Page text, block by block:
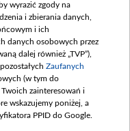
wyrazić zgody na
i zbierania danych,
i ich
danych osobowych przez
dalej również „TVP”),
Zaufanych
(w tym do
zainteresowań i
wskazujemy poniżej, a
PPID do Google.